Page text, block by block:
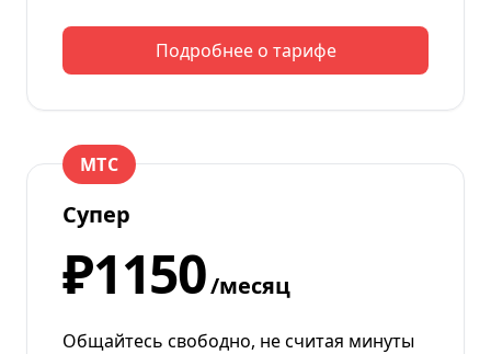
Подробнее о тарифе
МТС
Супер
₽1150/месяц
Общайтесь свободно, не считая минуты